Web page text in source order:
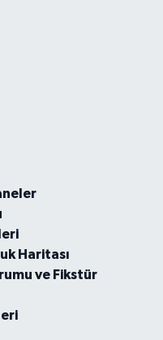
Haritası
ve Fikstür